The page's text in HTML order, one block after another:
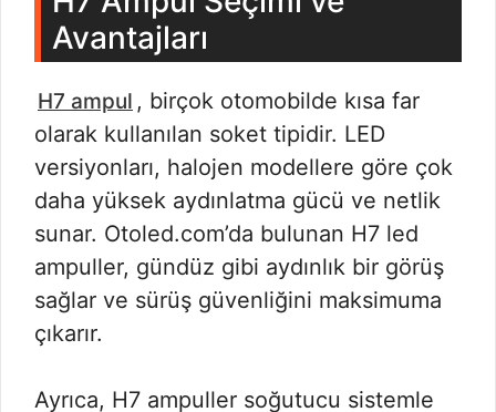
Avantajları
H7 ampul , birçok otomobilde kısa far
olarak kullanılan soket tipidir. LED
versiyonları, halojen modellere göre çok
daha yüksek aydınlatma gücü ve netlik
sunar. Otoled.com’da bulunan H7 led
ampuller, gündüz gibi aydınlık bir görüş
sağlar ve sürüş güvenliğini maksimuma
çıkarır.
Ayrıca, H7 ampuller soğutucu sistemle